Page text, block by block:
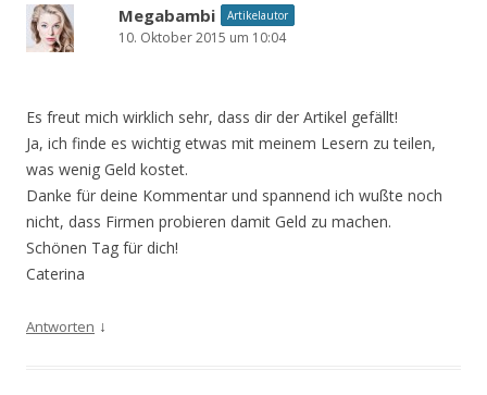
Megabambi Artikelautor
10. Oktober 2015 um 10:04
Es freut mich wirklich sehr, dass dir der Artikel gefällt!
Ja, ich finde es wichtig etwas mit meinem Lesern zu teilen,
was wenig Geld kostet.
Danke für deine Kommentar und spannend ich wußte noch
nicht, dass Firmen probieren damit Geld zu machen.
Schönen Tag für dich!
Caterina
Antworten ↓